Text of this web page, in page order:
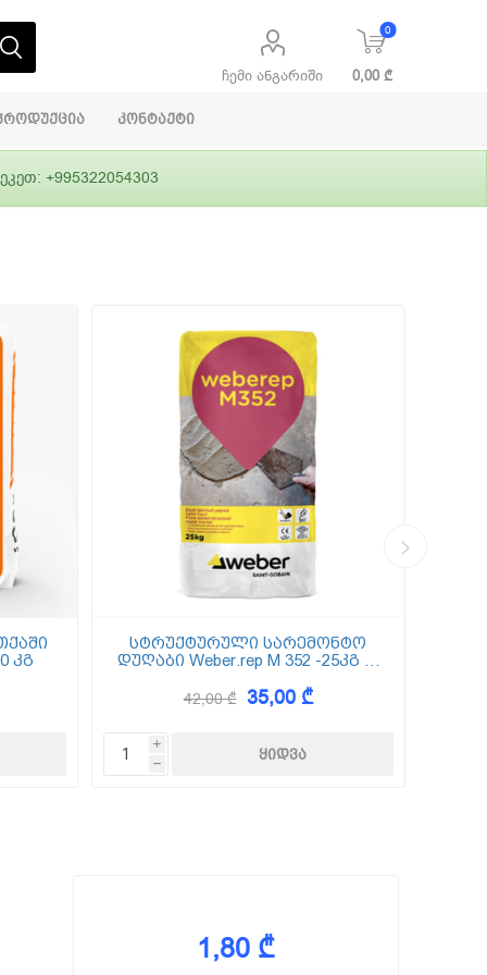
ჩემი ანგარიში
0
0,00 ₾
ფასადები
გრუნტები,
ჰიდროიზოლაცია
ლითონი
სამშენებლო
დანადგარები
კონტაქტი
+995322054303
კგ
სტრუქტურული სარემონტო
დუღაბი Weber.rep M 352 -25კგ (5
42,00 ₾ 35,00 ₾
i
h
1,80 ₾